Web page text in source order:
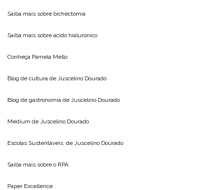
Saiba mais sobre bichectomia
Saiba mais sobre acido hialuronico
Conheça Pamela Mello
Blog de cultura de Juscelino Dourado
Blog de gastronomia de Juscelino Dourado
Medium de Juscelino Dourado
Escolas Sustentáveis, de Juscelino Dourado
Saiba mais sobre o RPA
Paper Excellence